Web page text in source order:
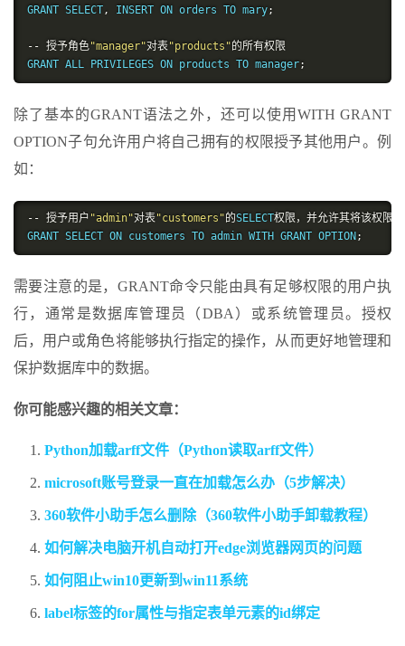
GRANT SELECT, INSERT ON orders TO mary;
-- 授予角色"manager"对表"products"的所有权限
GRANT ALL PRIVILEGES ON products TO manager;
除了基本的GRANT语法之外，还可以使用WITH GRANT
OPTION子句允许用户将自己拥有的权限授予其他用户。例
如：
-- 授予用户 "admin"对表"customers"的SELECT权限，并允许其将该权限
GRANT SELECT ON customers TO admin WITH GRANT OPTION ;
需要注意的是，GRANT命令只能由具有足够权限的用户执
行，通常是数据库管理员（DBA）或系统管理员。授权
后，用户或角色将能够执行指定的操作，从而更好地管理和
保护数据库中的数据。
你可能感兴趣的相关文章：
Python加载arff文件（Python读取arff文件）
microsoft账号登录一直在加载怎么办（5步解决）
360软件小助手怎么删除（360软件小助手卸载教程）
如何解决电脑开机自动打开edge浏览器网页的问题
如何阻止win10更新到win11系统
label标签的for属性与指定表单元素的id绑定